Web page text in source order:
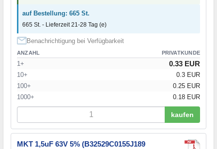
auf Bestellung: 665 St.
665 St. - Lieferzeit 21-28 Tag (e)
Benachrichtigung bei Verfügbarkeit
ANZAHL PRIVATKUNDE
1+ 0.33 EUR
10+
0.3 EUR
100+
0.25 EUR
1000+
0.18 EUR
kaufen
MKT 1,5uF 63V 5% (B32529C0155J189